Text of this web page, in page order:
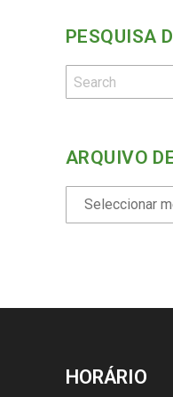
PESQUISA
ARQUIVO
HORÁRIO